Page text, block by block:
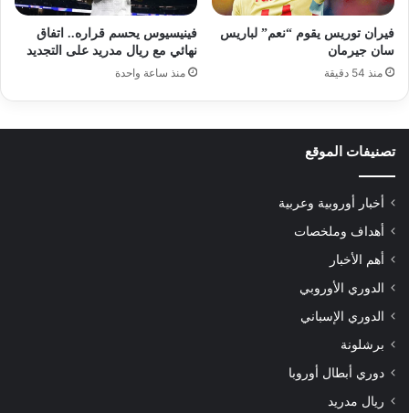
فيران توريس يقوم “نعم” لباريس
سان جيرمان
منذ 54 دقيقة
فينيسيوس يحسم قراره.. اتفاق
نهائي مع ريال مدريد على التجديد
منذ ساعة واحدة
تصنيفات الموقع
أخبار أوروبية وعربية
أهداف وملخصات
أهم الأخبار
الدوري الأوروبي
الدوري الإسباني
برشلونة
دوري أبطال أوروبا
ريال مدريد